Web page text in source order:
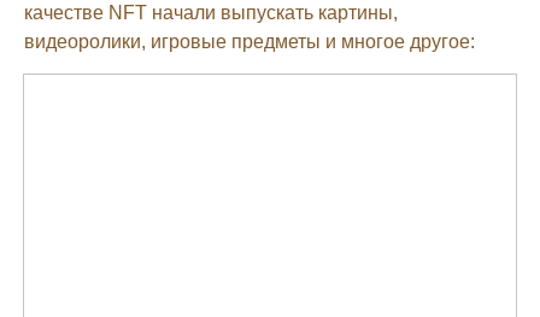
качестве NFT начали выпускать картины,
видеоролики, игровые предметы и многое другое: